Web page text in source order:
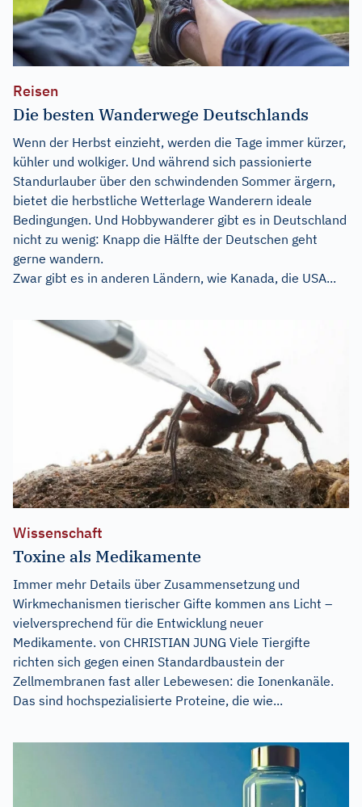
Reisen
Die besten Wanderwege Deutschlands
Wenn der Herbst einzieht, werden die Tage immer kürzer,
kühler und wolkiger. Und während sich passionierte
Standurlauber über den schwindenden Sommer ärgern,
bietet die herbstliche Wetterlage Wanderern ideale
Bedingungen. Und Hobbywanderer gibt es in Deutschland
nicht zu wenig: Knapp die Hälfte der Deutschen geht
gerne wandern.
Zwar gibt es in anderen Ländern, wie Kanada, die USA...
Wissenschaft
Toxine als Medikamente
Immer mehr Details über Zusammensetzung und
Wirkmechanismen tierischer Gifte kommen ans Licht –
vielversprechend für die Entwicklung neuer
Medikamente. von CHRISTIAN JUNG Viele Tiergifte
richten sich gegen einen Standardbaustein der
Zellmembranen fast aller Lebewesen: die Ionenkanäle.
Das sind hochspezialisierte Proteine, die wie...